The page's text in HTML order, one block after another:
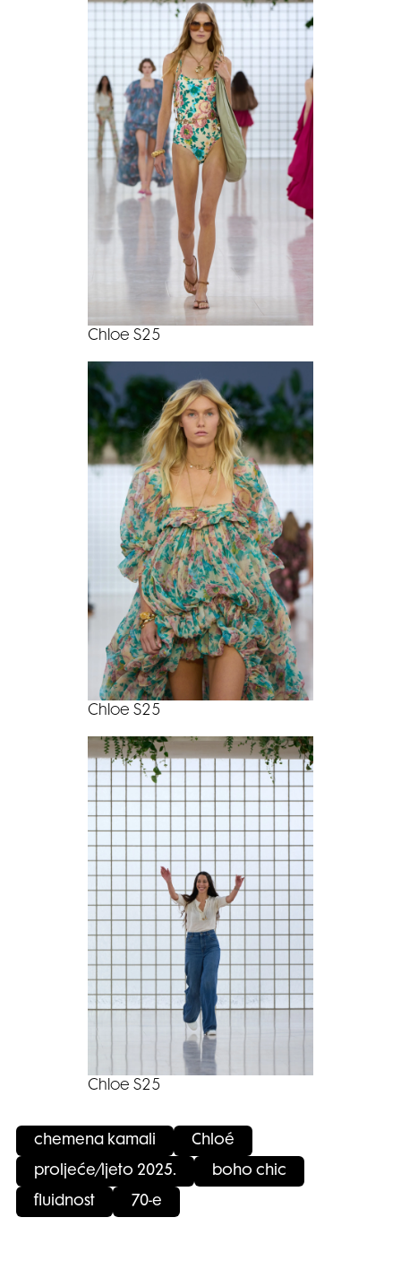
Chloe S25
Chloe S25
Chloe S25
chemena kamali Chloé
proljeće/ljeto 2025. boho chic
fluidnost 70-e